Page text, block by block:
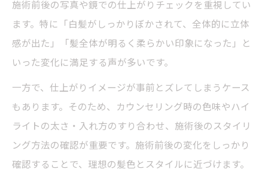
施術前後の写真や鏡での仕上がりチェックを重視してい
ます。特に「白髪がしっかりぼかされて、全体的に立体
感が出た」「髪全体が明るく柔らかい印象になった」と
いった変化に満足する声が多いです。
一方で、仕上がりイメージが事前とズレてしまうケース
もあります。そのため、カウンセリング時の色味やハイ
ライトの太さ・入れ方のすり合わせ、施術後のスタイリ
ング方法の確認が重要です。施術前後の変化をしっかり
確認することで、理想の髪色とスタイルに近づけます。